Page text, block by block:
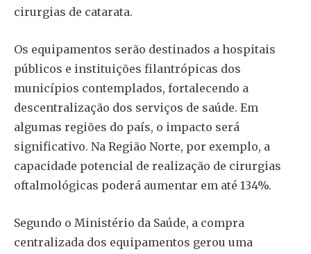
cirurgias de catarata.
Os equipamentos serão destinados a hospitais
públicos e instituições filantrópicas dos
municípios contemplados, fortalecendo a
descentralização dos serviços de saúde. Em
algumas regiões do país, o impacto será
significativo. Na Região Norte, por exemplo, a
capacidade potencial de realização de cirurgias
oftalmológicas poderá aumentar em até 134%.
Segundo o Ministério da Saúde, a compra
centralizada dos equipamentos gerou uma